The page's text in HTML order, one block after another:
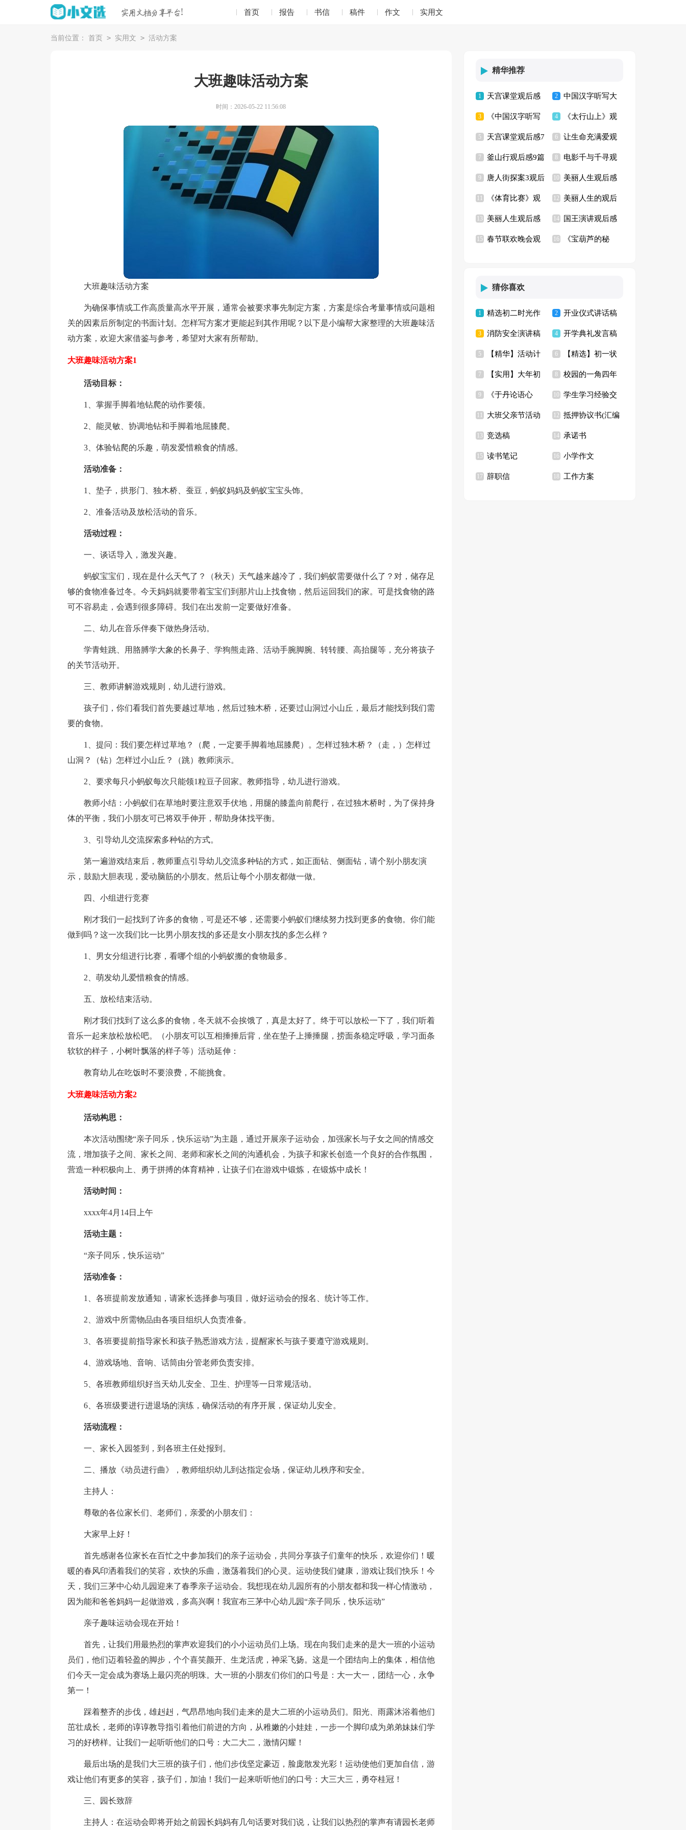
首页 报告 书信 稿件 作文 实用文
当前位置： 首页 > 实用文 > 活动方案
大班趣味活动方案
时间：2026-05-22 11:56:08
大班趣味活动方案
为确保事情或工作高质量高水平开展，通常会被要求事先制定方案，方案是综合考量事情或问题相
关的因素后所制定的书面计划。怎样写方案才更能起到其作用呢？以下是小编帮大家整理的大班趣味活
动方案，欢迎大家借鉴与参考，希望对大家有所帮助。
大班趣味活动方案1
活动目标：
1、掌握手脚着地钻爬的动作要领。
2、能灵敏、协调地钻和手脚着地屈膝爬。
3、体验钻爬的乐趣，萌发爱惜粮食的情感。
活动准备：
1、垫子，拱形门、独木桥、蚕豆，蚂蚁妈妈及蚂蚁宝宝头饰。
2、准备活动及放松活动的音乐。
活动过程：
一、谈话导入，激发兴趣。
蚂蚁宝宝们，现在是什么天气了？（秋天）天气越来越冷了，我们蚂蚁需要做什么了？对，储存足
够的食物准备过冬。今天妈妈就要带着宝宝们到那片山上找食物，然后运回我们的家。可是找食物的路
可不容易走，会遇到很多障碍。我们在出发前一定要做好准备。
二、幼儿在音乐伴奏下做热身活动。
学青蛙跳、用胳膊学大象的长鼻子、学狗熊走路、活动手腕脚腕、转转腰、高抬腿等，充分将孩子
的关节活动开。
三、教师讲解游戏规则，幼儿进行游戏。
孩子们，你们看我们首先要越过草地，然后过独木桥，还要过山洞过小山丘，最后才能找到我们需
要的食物。
1、提问：我们要怎样过草地？（爬，一定要手脚着地屈膝爬）。怎样过独木桥？（走，）怎样过
山洞？（钻）怎样过小山丘？（跳）教师演示。
2、要求每只小蚂蚁每次只能领1粒豆子回家。教师指导，幼儿进行游戏。
教师小结：小蚂蚁们在草地时要注意双手伏地，用腿的膝盖向前爬行，在过独木桥时，为了保持身
体的平衡，我们小朋友可已将双手伸开，帮助身体找平衡。
3、引导幼儿交流探索多种钻的方式。
第一遍游戏结束后，教师重点引导幼儿交流多种钻的方式，如正面钻、侧面钻，请个别小朋友演
示，鼓励大胆表现，爱动脑筋的小朋友。然后让每个小朋友都做一做。
四、小组进行竞赛
刚才我们一起找到了许多的食物，可是还不够，还需要小蚂蚁们继续努力找到更多的食物。你们能
做到吗？这一次我们比一比男小朋友找的多还是女小朋友找的多怎么样？
1、男女分组进行比赛，看哪个组的小蚂蚁搬的食物最多。
2、萌发幼儿爱惜粮食的情感。
五、放松结束活动。
刚才我们找到了这么多的食物，冬天就不会挨饿了，真是太好了。终于可以放松一下了，我们听着
音乐一起来放松放松吧。（小朋友可以互相捶捶后背，坐在垫子上捶捶腿，捞面条稳定呼吸，学习面条
软软的样子，小树叶飘落的样子等）活动延伸：
教育幼儿在吃饭时不要浪费，不能挑食。
大班趣味活动方案2
活动构思：
本次活动围绕“亲子同乐，快乐运动”为主题，通过开展亲子运动会，加强家长与子女之间的情感交
流，增加孩子之间、家长之间、老师和家长之间的沟通机会，为孩子和家长创造一个良好的合作氛围，
营造一种积极向上、勇于拼搏的体育精神，让孩子们在游戏中锻炼，在锻炼中成长！
活动时间：
xxxx年4月14日上午
活动主题：
“亲子同乐，快乐运动”
活动准备：
1、各班提前发放通知，请家长选择参与项目，做好运动会的报名、统计等工作。
2、游戏中所需物品由各项目组织人负责准备。
3、各班要提前指导家长和孩子熟悉游戏方法，提醒家长与孩子要遵守游戏规则。
4、游戏场地、音响、话筒由分管老师负责安排。
5、各班教师组织好当天幼儿安全、卫生、护理等一日常规活动。
6、各班级要进行进退场的演练，确保活动的有序开展，保证幼儿安全。
活动流程：
一、家长入园签到，到各班主任处报到。
二、播放《动员进行曲》，教师组织幼儿到达指定会场，保证幼儿秩序和安全。
主持人：
尊敬的各位家长们、老师们，亲爱的小朋友们：
大家早上好！
首先感谢各位家长在百忙之中参加我们的亲子运动会，共同分享孩子们童年的快乐，欢迎你们！暖
暖的春风印洒着我们的笑容，欢快的乐曲，激荡着我们的心灵。运动使我们健康，游戏让我们快乐！今
天，我们三茅中心幼儿园迎来了春季亲子运动会。我想现在幼儿园所有的小朋友都和我一样心情激动，
因为能和爸爸妈妈一起做游戏，多高兴啊！我宣布三茅中心幼儿园“亲子同乐，快乐运动”
亲子趣味运动会现在开始！
首先，让我们用最热烈的掌声欢迎我们的小小运动员们上场。现在向我们走来的是大一班的小运动
员们，他们迈着轻盈的脚步，个个喜笑颜开、生龙活虎，神采飞扬。这是一个团结向上的集体，相信他
们今天一定会成为赛场上最闪亮的明珠。大一班的小朋友们你们的口号是：大一大一，团结一心，永争
第一！
踩着整齐的步伐，雄赳赳，气昂昂地向我们走来的是大二班的小运动员们。阳光、雨露沐浴着他们
茁壮成长，老师的谆谆教导指引着他们前进的方向，从稚嫩的小娃娃，一步一个脚印成为弟弟妹妹们学
习的好榜样。让我们一起听听他们的口号：大二大二，激情闪耀！
最后出场的是我们大三班的孩子们，他们步伐坚定豪迈，脸庞散发光彩！运动使他们更加自信，游
戏让他们有更多的笑容，孩子们，加油！我们一起来听听他们的口号：大三大三，勇夺桂冠！
三、园长致辞
主持人：在运动会即将开始之前园长妈妈有几句话要对我们说，让我们以热烈的掌声有请园长老师
精华推荐
1 天宫课堂观后感
(15篇)
2 中国汉字听写大
会观后感集合15篇
3 《中国汉字听写
大会》观后感15篇
4 《太行山上》观
后感10篇
5 天宫课堂观后感7
篇
6 让生命充满爱观
后感通用15篇
7 釜山行观后感9篇 8 电影千与千寻观
后感(15篇)
9 唐人街探案3观后
感9篇
10 美丽人生观后感
合集15篇
《体育比赛》观
后感
12 美丽人生的观后
感
13 美丽人生观后感
(集合15篇)
14 国王演讲观后感
15篇
15 春节联欢晚会观 16 《宝葫芦的秘
猜你喜欢
1 精选初二时光作
文集合8篇
2 开业仪式讲话稿
3 消防安全演讲稿
(汇编15篇)
4 开学典礼发言稿
【精】
5 【精华】活动计
划模板五篇
6 【精选】初一状
物作文锦集九篇
7 【实用】大年初
一的作文集锦七篇
8 校园的一角四年
级作文十篇
9 《于丹论语心
得》读后感10篇
10 学生学习经验交
流发言稿15篇
大班父亲节活动
方案
12 抵押协议书(汇编
15篇)
13 竞选稿 14 承诺书
15 读书笔记 16 小学作文
17 辞职信 18 工作方案